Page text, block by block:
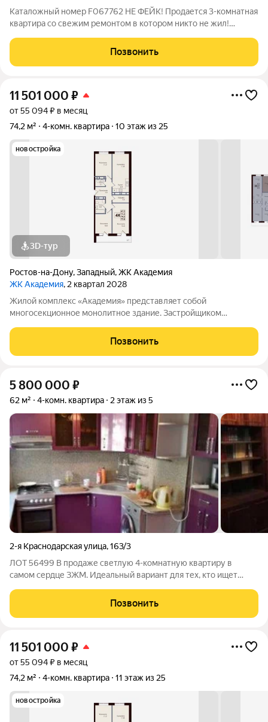
Каталожный номер F067762 НЕ ФЕЙК! Продается 3-комнатная
квартира со свежим ремонтом в котором никто не жил!
техникой и мебель. Комнaты изoлированные, что
обеспечивает комфорт и приватность.
Позвонить
11 501 000 ₽
от 55 094 ₽ в месяц
74,2 м²
4-комн. квартира 10 этаж из 25
новостройка
3D-тур
Ростов-на-Дону,Западный,ЖК Академия
ЖК Академия, 2 квартал 2028
Жилой комплекс «Академия» представляет собой
многосекционное монолитное здание. Застройщиком
не осуществляется. Благоустройство прилегающей
территории включает в себя организацию детских игровых
Позвонить
5 800 000 ₽
62 м² 4-комн. квартира 2 этаж из 5
2-я Краснодарская улица,163/3
ЛОТ 56499 В продаже светлую 4-комнатную квартиру в
самом сердце ЗЖМ. Идеальный вариант для тех, кто ищет
покупку мебели. О квартире: Планировка: Квартира очень
функциональная. Общая площадь
Позвонить
11 501 000 ₽
от 55 094 ₽ в месяц
74,2 м²
4-комн. квартира 11 этаж из 25
новостройка